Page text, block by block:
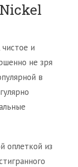
и
не зря
в
оплеткой из